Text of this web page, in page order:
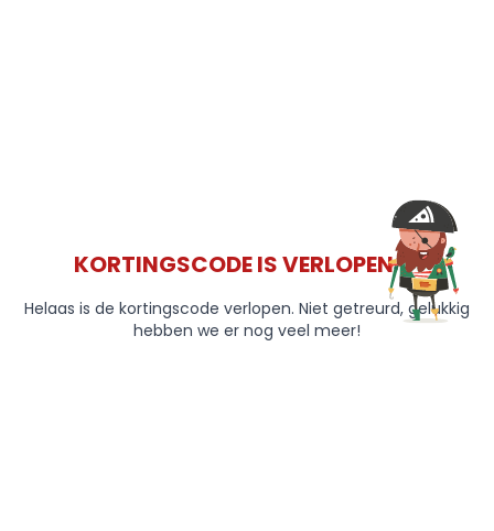
KORTINGSCODE IS VERLOPEN 😞
Helaas is de kortingscode verlopen. Niet getreurd, gelukkig
hebben we er nog veel meer!